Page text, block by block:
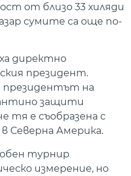
от близо 33 хиляди
сумите са още по-
директно
президент.
президентът на
защити
тя е съобразена с
Северна Америка.
турнир
измерение, но